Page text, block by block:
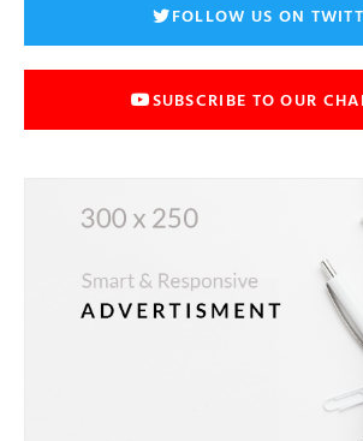
FOLLOW US ON
SUBSCRIBE TO OUR